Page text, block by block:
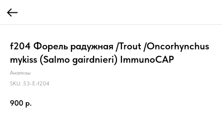
f204 Форель радужная /Trout /Oncorhynchus
mykiss (Salmo gairdnieri) ImmunoCAP
Анализы
SKU: 53-E-f204
900 р.